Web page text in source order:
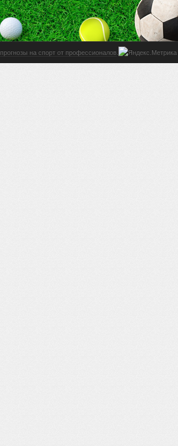
прогнозы на спорт от профессионалов